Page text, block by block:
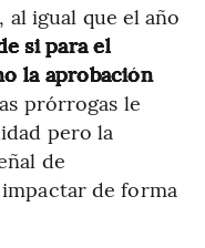
, al igual que el año
si para el
la aprobación
prórrogas le
pero la
de
de forma